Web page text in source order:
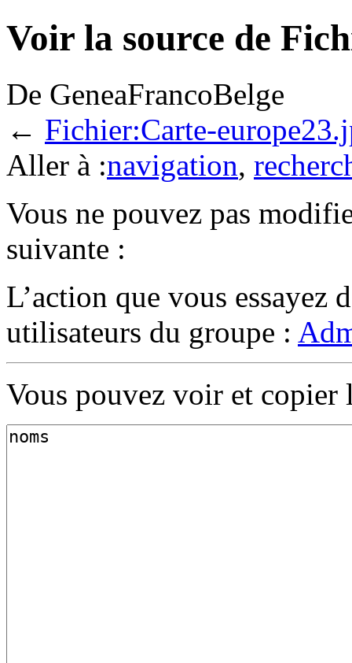
Voir la source de
De GeneaFrancoBelge
← Fichier:Carte-
Aller à :navigation,
Vous ne pouvez pas
suivante :
L’action que vous essayez
utilisateurs du groupe :
Vous pouvez voir et copier